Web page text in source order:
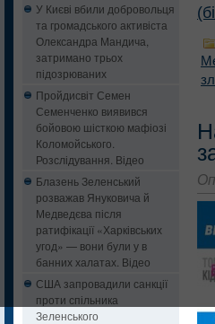
У Києві вбили добровольця
та громадського активіста
Олександра Мандича,
затримано трьох
підозрюваних
Пройдисвіт Семен
Семенченко виявився
бойовою шісткою мафіозі
Коломойського.
Розслідування. Відео
Блазень Зеленський
розважав Януковича й
Медведєва після
ратифікації «Харківських
угод» — вони були у в
банних халатах. Відео
США запровадили санкції
проти спільника
Зеленського